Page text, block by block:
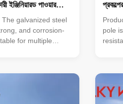
ইঞ্জিনিয়ারড পাওয়ার
galvanized steel
and corrosion-
for multiple
polygonal),
from 235 to 500
from 1mm to
করে
pole
MPa,